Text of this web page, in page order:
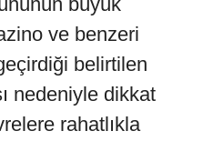
ve benzeri
belirtilen
nedeniyle dikkat
rahatlıkla